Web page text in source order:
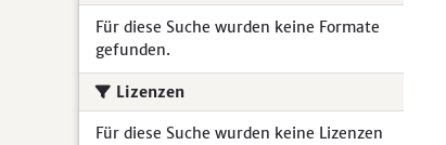
Für diese Suche wurden keine Formate
gefunden.
Lizenzen
Für diese Suche wurden keine Lizenzen